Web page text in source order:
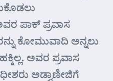
ಪಾಕ್ ಪ್ರವಾಸ
ಕೋಮುವಾದಿ ಅನ್ನಲು
ಅವರ ಪ್ರವಾಸ
ಅಡ್ವಾಣೀಜಿಗೆ